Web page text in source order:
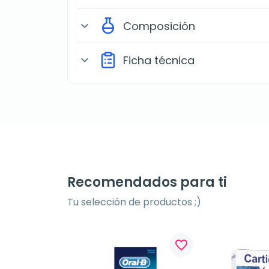
expand_more Composición
expand_more Ficha técnica
Recomendados para ti
Tu selección de productos ;)
favorite_border